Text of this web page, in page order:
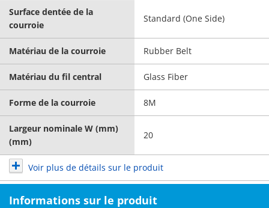
Surface dentée de la
courroie
Standard (One Side)
Matériau de la courroie Rubber Belt
Matériau du fil central Glass Fiber
Forme de la courroie 8M
Largeur nominale W (mm)
(mm)
20
Voir plus de détails sur le produit
Informations sur le produit